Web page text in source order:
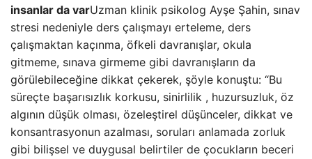
insanlar da varUzman klinik psikolog Ayşe Şahin, sınav
stresi nedeniyle ders çalışmayı erteleme, ders
çalışmaktan kaçınma, öfkeli davranışlar, okula
gitmeme, sınava girmeme gibi davranışların da
görülebileceğine dikkat çekerek, şöyle konuştu: “Bu
süreçte başarısızlık korkusu, sinirlilik , huzursuzluk, öz
algının düşük olması, özeleştirel düşünceler, dikkat ve
konsantrasyonun azalması, soruları anlamada zorluk
gibi bilişsel ve duygusal belirtiler de çocukların beceri